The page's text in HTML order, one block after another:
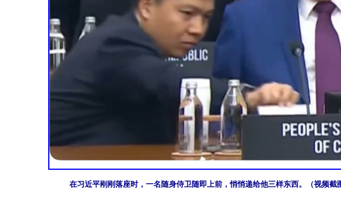
在习近平刚刚落座时，一名随身侍卫随即上前，悄悄递给他三样东西。（视频截